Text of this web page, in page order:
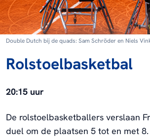
Double Dutch bij de quads: Sam Schröder en Niels
Rolstoelbasketbal
20:15 uur
De rolstoelbasketballers verslaan
duel om de plaatsen 5 tot en met 8.